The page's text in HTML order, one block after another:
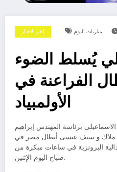
اخر الاخبار مباريات اليوم
يُسلط الضوء
الفراعنة في
الأولمبياد
برئاسة المهندس إبراهيم
ملاك و سيف عيسى أبطال مصر في
البرونزية في ساعات مبكرة من
صباح اليوم الإثنين.